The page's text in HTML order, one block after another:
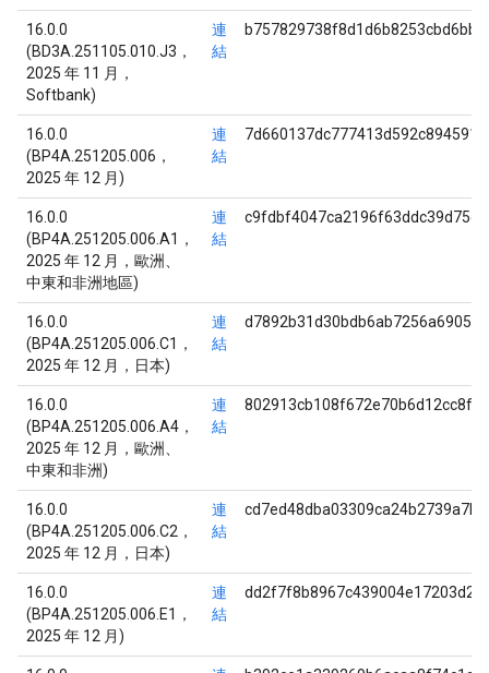
16.0.0
(BD3A.251105.010.J3，
2025 年 11 月，
Softbank)
連
結
16.0.0
(BP4A.251205.006，
2025 年 12 月)
連
結
16.0.0
(BP4A.251205.006.A1，
2025 年 12 月，歐洲、
中東和非洲地區)
連
結
16.0.0
(BP4A.251205.006.C1，
2025 年 12 月，日本)
連
結
16.0.0
(BP4A.251205.006.A4，
2025 年 12 月，歐洲、
中東和非洲)
連
結
16.0.0
(BP4A.251205.006.C2，
2025 年 12 月，日本)
連
結
16.0.0
(BP4A.251205.006.E1，
2025 年 12 月)
連
結